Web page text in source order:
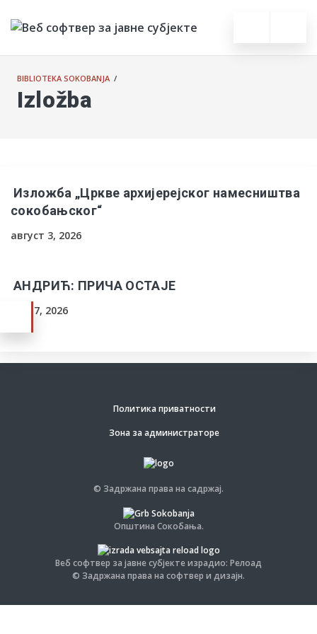
BIBLIOTEKA SOKOBANJA /
Izložba
Изложба „Цркве архијерејског намесништва
сокобањског“
август 3, 2026
АНДРИЋ: ПРИЧА ОСТАЈЕ
јун 17, 2026
Политика приватности
Зона за администраторе
© Задржана права на садржај.
Општина Сокобања.
Веб софтвер за јавне субјекте израдио: Релоад
© Задржана права на софтвер и дизајн.